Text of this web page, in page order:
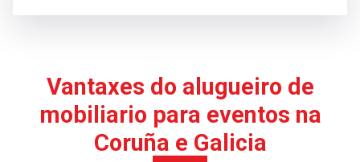
Vantaxes do alugueiro de
mobiliario para eventos na
Coruña e Galicia